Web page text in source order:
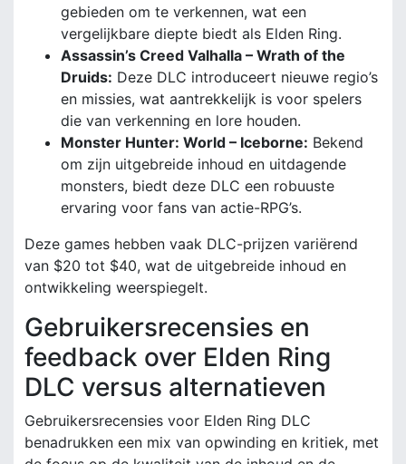
gebieden om te verkennen, wat een
vergelijkbare diepte biedt als Elden Ring.
Assassin’s Creed Valhalla – Wrath of the
Druids: Deze DLC introduceert nieuwe regio’s
en missies, wat aantrekkelijk is voor spelers
die van verkenning en lore houden.
Monster Hunter: World – Iceborne: Bekend
om zijn uitgebreide inhoud en uitdagende
monsters, biedt deze DLC een robuuste
ervaring voor fans van actie-RPG’s.
Deze games hebben vaak DLC-prijzen variërend
van $20 tot $40, wat de uitgebreide inhoud en
ontwikkeling weerspiegelt.
Gebruikersrecensies en
feedback over Elden Ring
DLC versus alternatieven
Gebruikersrecensies voor Elden Ring DLC
benadrukken een mix van opwinding en kritiek, met